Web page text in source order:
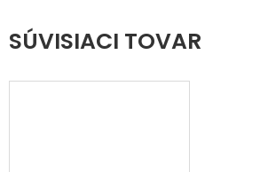
SÚVISIACI TOVAR